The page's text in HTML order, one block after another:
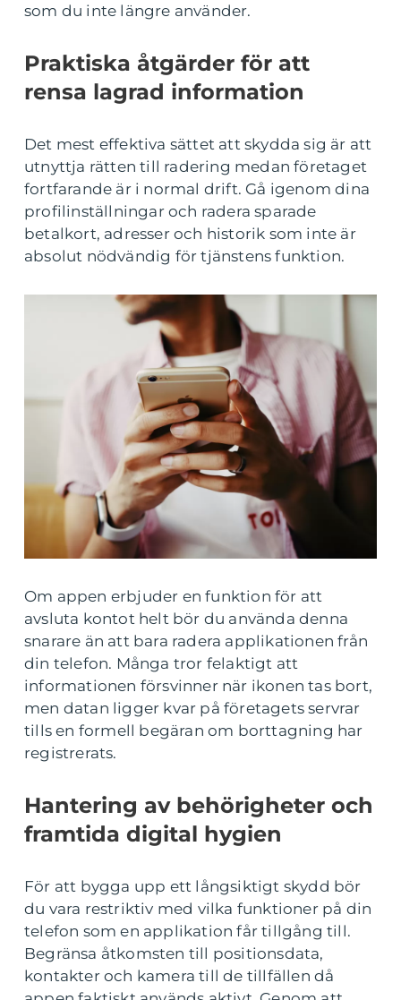
som du inte längre använder.
Praktiska åtgärder för att
rensa lagrad information
Det mest effektiva sättet att skydda sig är att
utnyttja rätten till radering medan företaget
fortfarande är i normal drift. Gå igenom dina
profilinställningar och radera sparade
betalkort, adresser och historik som inte är
absolut nödvändig för tjänstens funktion.
Om appen erbjuder en funktion för att
avsluta kontot helt bör du använda denna
snarare än att bara radera applikationen från
din telefon. Många tror felaktigt att
informationen försvinner när ikonen tas bort,
men datan ligger kvar på företagets servrar
tills en formell begäran om borttagning har
registrerats.
Hantering av behörigheter och
framtida digital hygien
För att bygga upp ett långsiktigt skydd bör
du vara restriktiv med vilka funktioner på din
telefon som en applikation får tillgång till.
Begränsa åtkomsten till positionsdata,
kontakter och kamera till de tillfällen då